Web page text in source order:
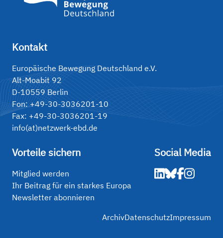
Kontakt
Europäische Bewegung Deutschland e.V.
Alt-Moabit 92
D-10559 Berlin
Fon: +49-30-3036201-10
Fax: +49-30-3036201-19
info(at)netzwerk-ebd.de
Vorteile sichern
Mitglied werden
Ihr Beitrag für ein starkes Europa
Newsletter abonnieren
Social Media
ArchivDatenschutzImpressum